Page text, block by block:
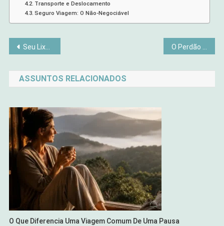
Transporte e Deslocamento
Seguro Viagem: O Não-Negociável
Navegação
de
Post
Seu Lixo Vira Renda: 5 Projetos Fáceis de Artesanato Simples e Sustentável
ASSUNTOS RELACIONADOS
O Que Diferencia Uma Viagem Comum De Uma Pausa